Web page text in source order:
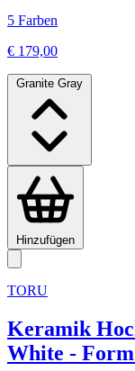
5 Farben
€ 179,00
Granite Gray
Hinzufügen
TORU
Keramik
White -